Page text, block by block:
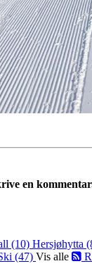
en
(10) Hersjøhytta
(47) Vis alle